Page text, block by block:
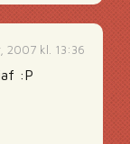
2007 kl. 13:36
:P